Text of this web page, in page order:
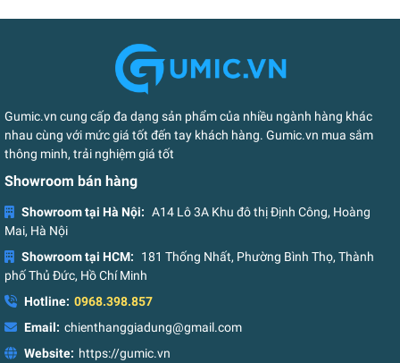
Gumic.vn cung cấp đa dạng sản phẩm của nhiều ngành hàng khác
nhau cùng với mức giá tốt đến tay khách hàng. Gumic.vn mua sắm
thông minh, trải nghiệm giá tốt
Showroom bán hàng
Showroom tại Hà Nội: A14 Lô 3A Khu đô thị Định Công, Hoàng
Mai, Hà Nội
Showroom tại HCM:
181 Thống Nhất, Phường Bình Thọ, Thành
phố Thủ Đức, Hồ Chí Minh
Hotline: 0968.398.857
Email: chienthanggiadung@gmail.com
Website: https://gumic.vn